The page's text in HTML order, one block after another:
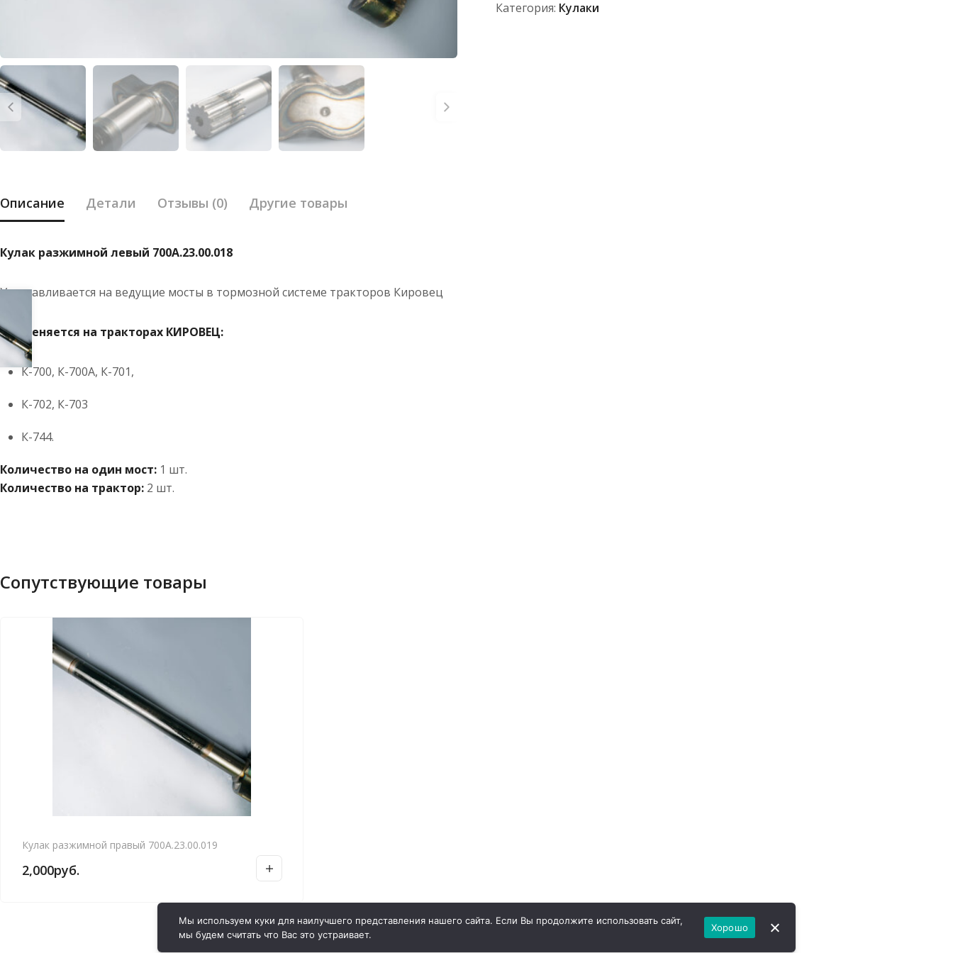
Категория: Кулаки
Описание Детали Отзывы (0) Другие товары
Кулак разжимной левый 700А.23.00.018
Устанавливается на ведущие мосты в тормозной системе тракторов Кировец
Применяется на тракторах КИРОВЕЦ:
К-700, К-700А, К-701,
К-702, К-703
К-744.
Количество на один мост: 1 шт.
Количество на трактор: 2 шт.
Сопутствующие товары
Кулак разжимной правый 700А.23.00.019
2,000руб.
Мы используем куки для наилучшего представления нашего сайта. Если Вы продолжите использовать сайт,
мы будем считать что Вас это устраивает.
Хорошо